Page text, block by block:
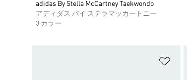
adidas By Stella McCartney Taekwondo
アディダス バイ ステラマッカートニー
3 カラー